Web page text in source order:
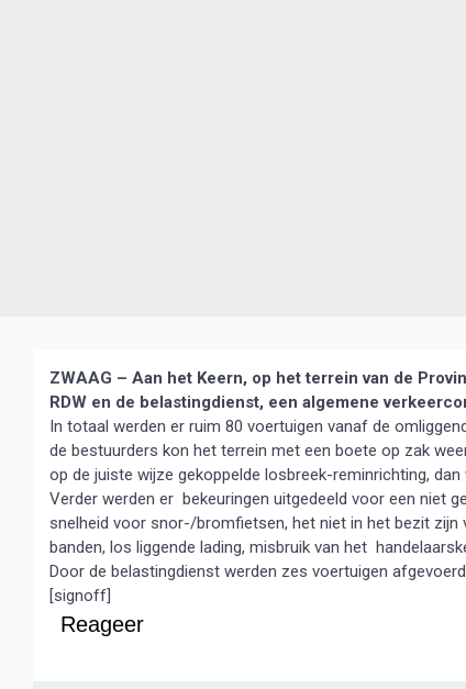
ZWAAG – Aan het Keern, op het terrein van de
RDW en de belastingdienst, een algemene
In totaal werden er ruim 80 voertuigen vanaf de
de bestuurders kon het terrein met een boete op zak
op de juiste wijze gekoppelde losbreek-reminrichting,
Verder werden er bekeuringen uitgedeeld voor een niet
snelheid voor snor-/bromfietsen, het niet in het bezit zijn
banden, los liggende lading, misbruik van het
Door de belastingdienst werden zes voertuigen
[signoff]
Reageer